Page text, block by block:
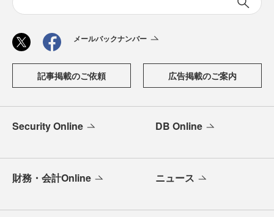
メールバックナンバー
記事掲載のご依頼 広告掲載のご案内
Security Online DB Online
財務・会計Online ニュース